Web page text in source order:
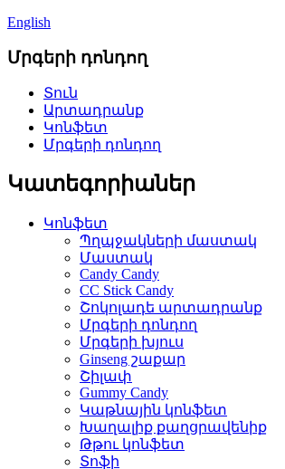
English
Մրգերի դոնդող
Տուն
Արտադրանք
Կոնֆետ
Մրգերի դոնդող
Կատեգորիաներ
Կոնֆետ
Պղպջակների մաստակ
Մաստակ
Candy Candy
CC Stick Candy
Շոկոլադե արտադրանք
Մրգերի դոնդող
Մրգերի խյուս
Ginseng շաքար
Շիլափ
Gummy Candy
Կաթնային կոնֆետ
Խաղալիք քաղցրավենիք
Թթու կոնֆետ
Տոֆի